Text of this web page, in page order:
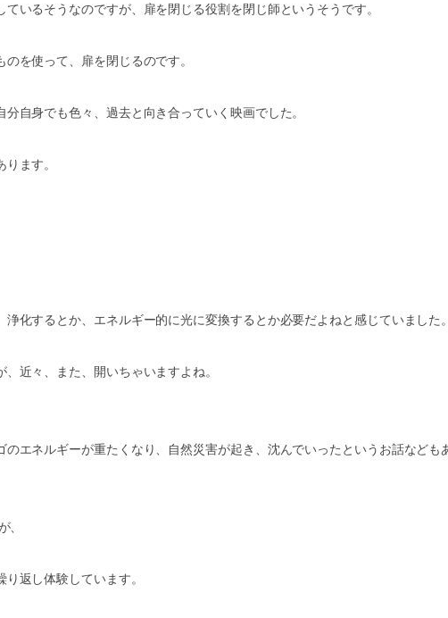
いるそうなのですが、扉を閉じる役割を閉じ師というそうです。
を使って、扉を閉じるのです。
自身でも色々、過去と向き合っていく映画でした。
ます。
化するとか、エネルギー的に光に変換するとか必要だよねと感じていました
近々、また、開いちゃいますよね。
エネルギーが重たくなり、自然災害が起き、沈んでいったというお話なども
、
返し体験しています。